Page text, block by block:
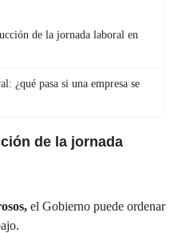
de la jornada laboral en
¿qué pasa si una empresa se
de la jornada
el Gobierno puede ordenar